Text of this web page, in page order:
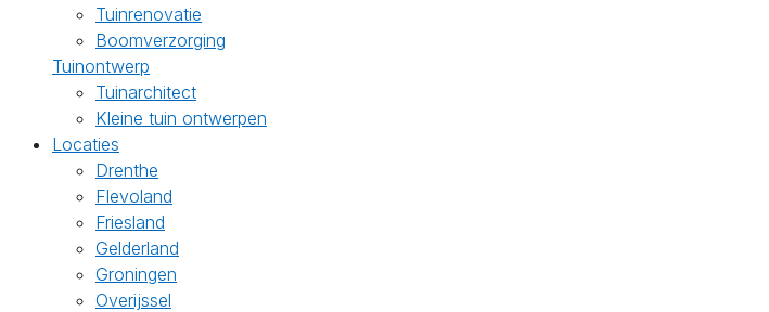
Tuinrenovatie
Boomverzorging
Tuinontwerp
Tuinarchitect
Kleine tuin ontwerpen
Locaties
Drenthe
Flevoland
Friesland
Gelderland
Groningen
Overijssel